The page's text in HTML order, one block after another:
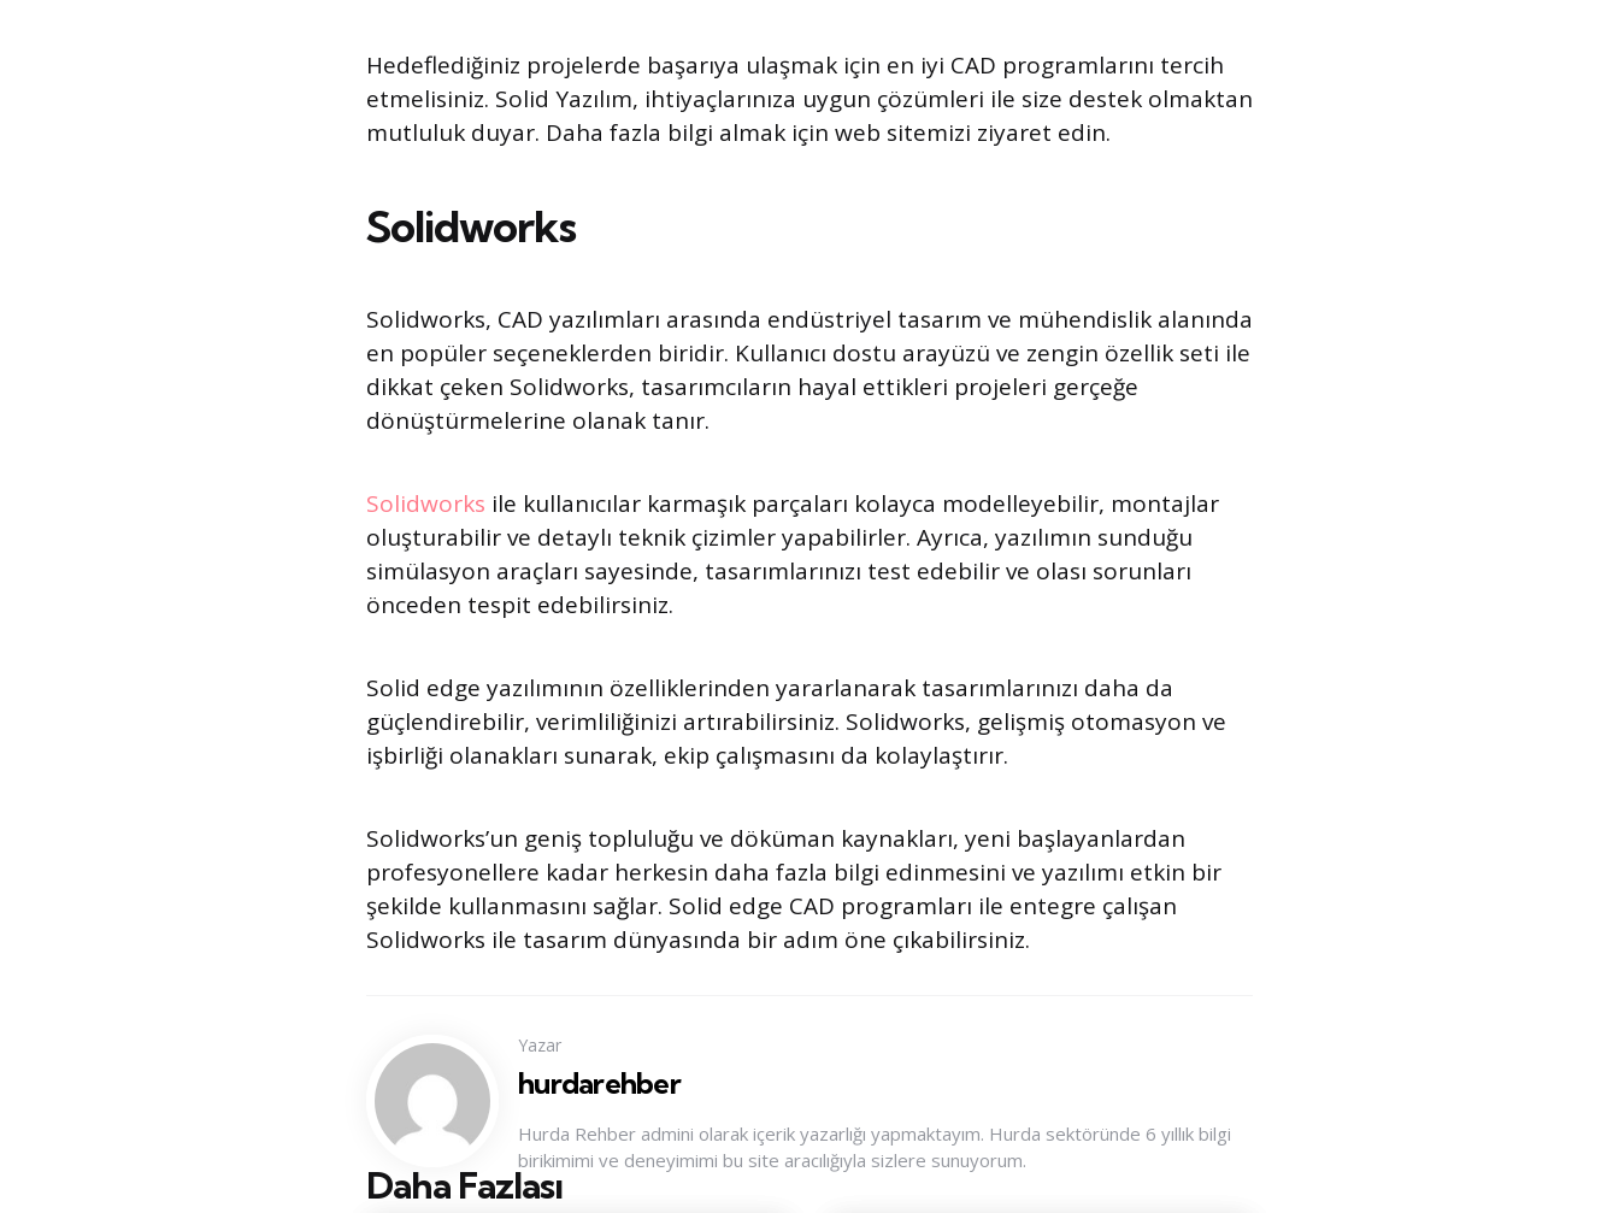
Hedeflediğiniz projelerde başarıya ulaşmak için en iyi CAD programlarını tercih
etmelisiniz. Solid Yazılım, ihtiyaçlarınıza uygun çözümleri ile size destek olmaktan
mutluluk duyar. Daha fazla bilgi almak için web sitemizi ziyaret edin.
Solidworks
Solidworks, CAD yazılımları arasında endüstriyel tasarım ve mühendislik alanında
en popüler seçeneklerden biridir. Kullanıcı dostu arayüzü ve zengin özellik seti ile
dikkat çeken Solidworks, tasarımcıların hayal ettikleri projeleri gerçeğe
dönüştürmelerine olanak tanır.
Solidworks ile kullanıcılar karmaşık parçaları kolayca modelleyebilir, montajlar
oluşturabilir ve detaylı teknik çizimler yapabilirler. Ayrıca, yazılımın sunduğu
simülasyon araçları sayesinde, tasarımlarınızı test edebilir ve olası sorunları
önceden tespit edebilirsiniz.
Solid edge yazılımının özelliklerinden yararlanarak tasarımlarınızı daha da
güçlendirebilir, verimliliğinizi artırabilirsiniz. Solidworks, gelişmiş otomasyon ve
işbirliği olanakları sunarak, ekip çalışmasını da kolaylaştırır.
Solidworks’un geniş topluluğu ve döküman kaynakları, yeni başlayanlardan
profesyonellere kadar herkesin daha fazla bilgi edinmesini ve yazılımı etkin bir
şekilde kullanmasını sağlar. Solid edge CAD programları ile entegre çalışan
Solidworks ile tasarım dünyasında bir adım öne çıkabilirsiniz.
Yazar
hurdarehber
Hurda Rehber admini olarak içerik yazarlığı yapmaktayım. Hurda sektöründe 6 yıllık bilgi
birikimimi ve deneyimimi bu site aracılığıyla sizlere sunuyorum.
Daha Fazlası
Konu